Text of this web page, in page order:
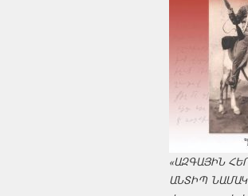
«ԱԶԳԱՅԻՆ
ԱՆՏԻՊ